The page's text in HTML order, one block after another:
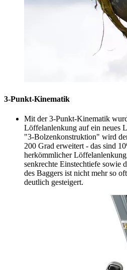
3-Punkt-Kinematik
Mit der 3-Punkt-Kinematik
Löffelanlenkung auf ein neues
"3-Bolzenkonstruktion" wird
200 Grad erweitert - das sind
herkömmlicher
senkrechte Einstechtiefe sowie
des Baggers ist nicht mehr so
deutlich gesteigert.